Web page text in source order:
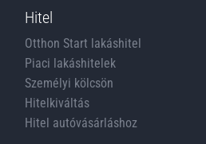
Hitel
Otthon Start lakáshitel
Piaci lakáshitelek
Személyi kölcsön
Hitelkiváltás
Hitel autóvásárláshoz